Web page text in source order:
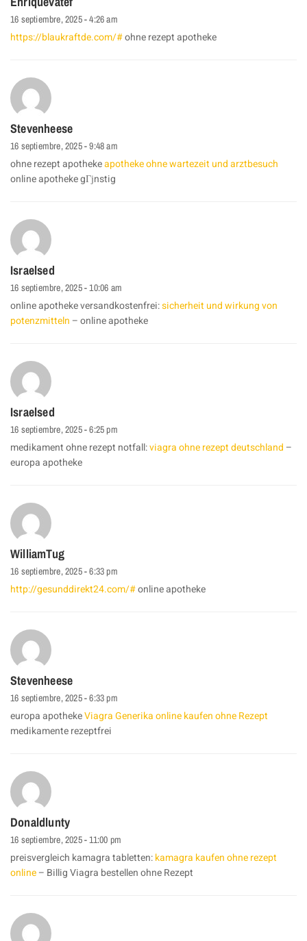
16 septiembre, 2025 - 4:26 am
https://blaukraftde.com/#ohne rezept apotheke
Stevenheese
16 septiembre, 2025 - 9:48 am
ohne rezept apothekeapotheke ohne wartezeit und arztbesuch
online apotheke gГјnstig
Israelsed
16 septiembre, 2025 - 10:06 am
online apotheke versandkostenfrei:sicherheit und wirkung von
potenzmitteln – online apotheke
Israelsed
16 septiembre, 2025 - 6:25 pm
medikament ohne rezept notfall:viagra ohne rezept deutschland –
europa apotheke
WilliamTug
16 septiembre, 2025 - 6:33 pm
http://gesunddirekt24.com/#online apotheke
Stevenheese
16 septiembre, 2025 - 6:33 pm
europa apothekeViagra Generika online kaufen ohne Rezept
medikamente rezeptfrei
Donaldlunty
16 septiembre, 2025 - 11:00 pm
preisvergleich kamagra tabletten:kamagra kaufen ohne rezept
online– Billig Viagra bestellen ohne Rezept